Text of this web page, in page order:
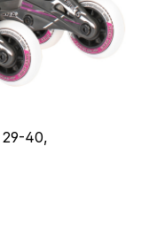
29-40,